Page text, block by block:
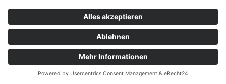
Impressum Datenschutz­
© Hirschgrund Zipline Area
Vertrag widerrufen